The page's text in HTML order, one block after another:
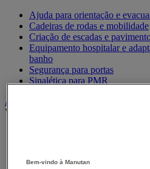
Ajuda para orientação e
Cadeiras de rodas e mobilidade
Criação de escadas e
Equipamento hospitalar e
banho
Segurança para portas
Sinalética para PMR
Alarme e videovigilância
Ver todas as categorias
Bem-vindo à Manutan